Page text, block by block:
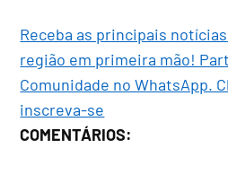
Receba as principais
região em primeira mão!
Comunidade no WhatsApp.
inscreva-se
COMENTÁRIOS: